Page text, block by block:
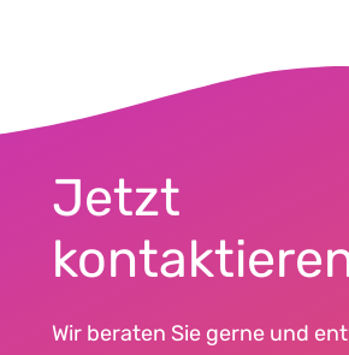
Jetzt
Wir beraten Sie gerne und